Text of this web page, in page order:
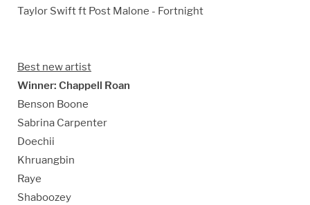
Taylor Swift ft Post Malone - Fortnight
Best new artist
Winner: Chappell Roan
Benson Boone
Sabrina Carpenter
Doechii
Khruangbin
Raye
Shaboozey